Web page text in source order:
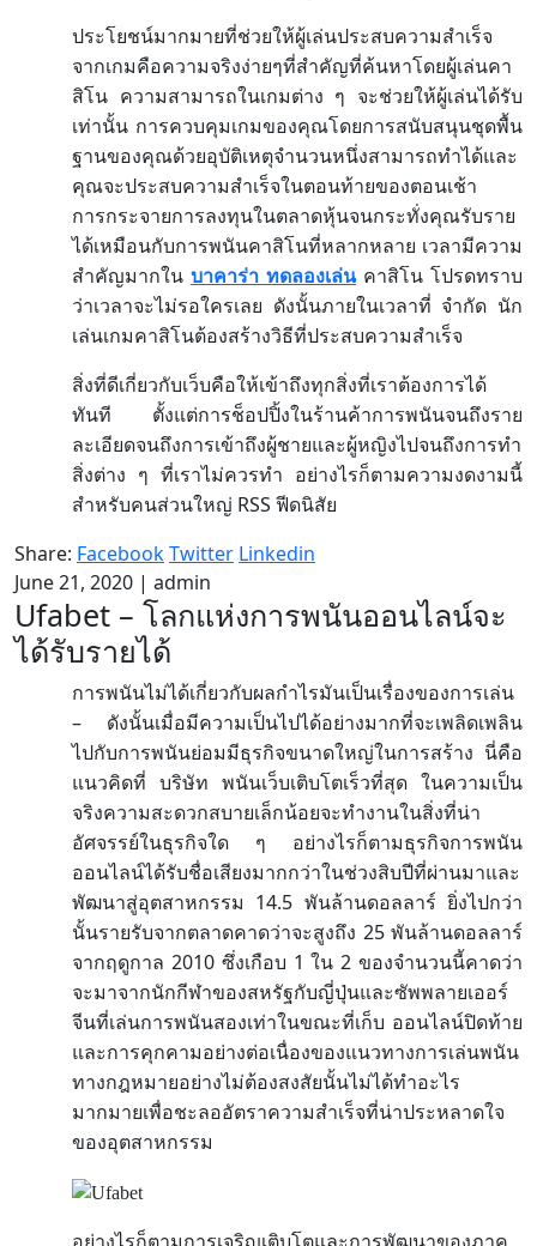
ประโยชน์มากมายที่ช่วยให้ผู้เล่นประสบความสำเร็จ
จากเกมคือความจริงง่ายๆที่สำคัญที่ค้นหาโดยผู้เล่นคา
สิโน
ความสามารถในเกมต่าง ๆ
จะช่วยให้ผู้เล่นได้รับ
เท่านั้น การควบคุมเกมของคุณโดยการสนับสนุนชุดพื้น
ฐานของคุณด้วยอุบัติเหตุจำนวนหนึ่งสามารถทำได้และ
คุณจะประสบความสำเร็จในตอนท้ายของตอนเช้า
การกระจายการลงทุนในตลาดหุ้นจนกระทั่งคุณรับราย
ได้เหมือนกับการพนันคาสิโนที่หลากหลาย เวลามีความ
สำคัญมากใน บาคาร่า ทดลองเล่น คาสิโน โปรดทราบ
ว่าเวลาจะไม่รอใครเลย
ดังนั้นภายในเวลาที่ จำกัด นัก
เล่นเกมคาสิโนต้องสร้างวิธีที่ประสบความสำเร็จ
สิ่งที่ดีเกี่ยวกับเว็บคือให้เข้าถึงทุกสิ่งที่เราต้องการได้
ทันที
ตั้งแต่การช็อปปิ้งในร้านค้าการพนันจนถึงราย
ละเอียดจนถึงการเข้าถึงผู้ชายและผู้หญิงไปจนถึงการทำ
สิ่งต่าง
ๆ ที่เราไม่ควรทำ
อย่างไรก็ตามความงดงามนี้
สำหรับคนส่วนใหญ่ RSS ฟีดนิสัย
Share: FacebookTwitter Linkedin
June 21, 2020 | admin
Ufabet – โลกแห่งการพนันออนไลน์จะ
ได้รับรายได้
การพนันไม่ได้เกี่ยวกับผลกำไรมันเป็นเรื่องของการเล่น
–
ดังนั้นเมื่อมีความเป็นไปได้อย่างมากที่จะเพลิดเพลิน
ไปกับการพนันย่อมมีธุรกิจขนาดใหญ่ในการสร้าง
นี่คือ
แนวคิดที่
บริษัท พนันเว็บเติบโตเร็วที่สุด
ในความเป็น
จริงความสะดวกสบายเล็กน้อยจะทำงานในสิ่งที่น่า
อัศจรรย์ในธุรกิจใด
ๆ
อย่างไรก็ตามธุรกิจการพนัน
ออนไลน์ได้รับชื่อเสียงมากกว่าในช่วงสิบปีที่ผ่านมาและ
พัฒนาสู่อุตสาหกรรม
14.5 พันล้านดอลลาร์ ยิ่งไปกว่า
นั้นรายรับจากตลาดคาดว่าจะสูงถึง 25 พันล้านดอลลาร์
จากฤดูกาล 2010 ซึ่งเกือบ 1ใน 2ของจำนวนนี้คาดว่า
จะมาจากนักกีฬาของสหรัฐกับญี่ปุ่นและซัพพลายเออร์
จีนที่เล่นการพนันสองเท่าในขณะที่เก็บ ออนไลน์ปิดท้าย
และการคุกคามอย่างต่อเนื่องของแนวทางการเล่นพนัน
ทางกฎหมายอย่างไม่ต้องสงสัยนั้นไม่ได้ทำอะไร
มากมายเพื่อชะลออัตราความสำเร็จที่น่าประหลาดใจ
ของอุตสาหกรรม